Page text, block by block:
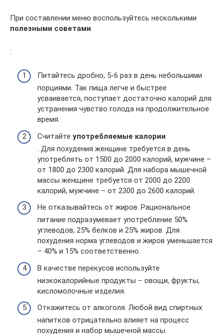
При составлении меню воспользуйтесь несколькими
полезными советами
:
Питайтесь дробно, 5-6 раз в день небольшими
порциями. Так пища легче и быстрее
усваивается, поступает достаточно калорий для
устранения чувство голода на продолжительное
время.
Считайте употребляемые калории
. Для похудения женщине требуется в день
употреблять от 1500 до 2000 калорий, мужчине –
от 1800 до 2300 калорий. Для набора мышечной
массы женщине требуется от 2000 до 2200
калорий, мужчине – от 2300 до 2600 калорий.
Не отказывайтесь от жиров. Рациональное
питание подразумевает употребление 50%
углеводов, 25% белков и 25% жиров. Для
похудения норма углеводов и жиров уменьшается
– 40% и 15% соответственно.
В качестве перекусов используйте
низкокалорийные продукты – овощи, фрукты,
кисломолочные изделия.
Откажитесь от алкоголя. Любой вид спиртных
напитков отрицательно влияет на процесс
похудения и набор мышечной массы.